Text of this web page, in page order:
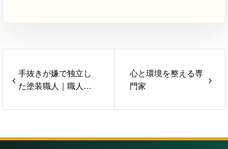
手抜きが嫌で独立し
た塗装職人｜職人屋
心と環境を整える専
門家